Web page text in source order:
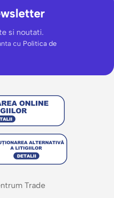
si noutati.
cu Politica de
Trade